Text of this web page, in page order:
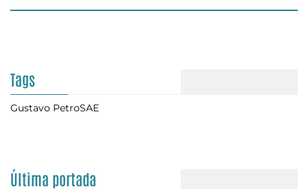
Tags
Gustavo PetroSAE
Última portada